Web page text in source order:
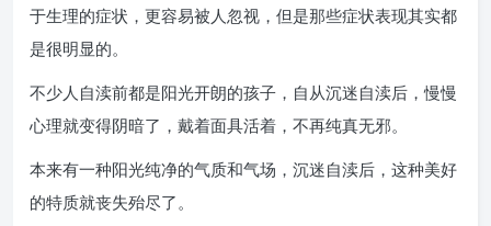
于生理的症状，更容易被人忽视，但是那些症状表现其实都
是很明显的。
不少人自渎前都是阳光开朗的孩子，自从沉迷自渎后，慢慢
心理就变得阴暗了，戴着面具活着，不再纯真无邪。
本来有一种阳光纯净的气质和气场，沉迷自渎后，这种美好
的特质就丧失殆尽了。